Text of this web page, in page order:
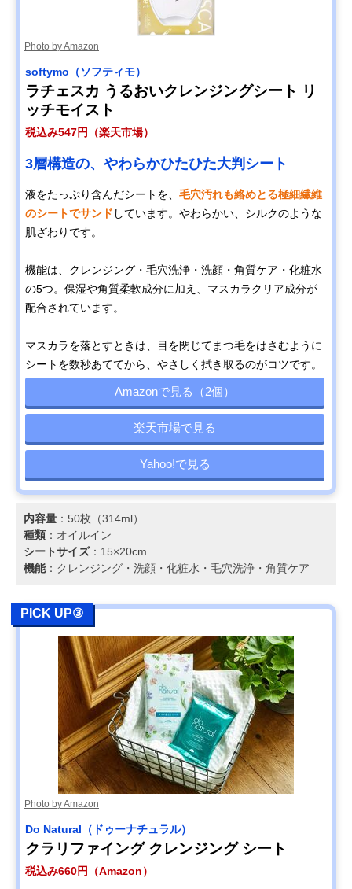
Photo by Amazon
softymo（ソフティモ）
ラチェスカ うるおいクレンジングシート リ
ッチモイスト
税込み547円（楽天市場）
3層構造の、やわらかひたひた大判シート
液をたっぷり含んだシートを、 毛穴汚れも絡めとる極細繊維
のシートでサンド しています。やわらかい、シルクのような
肌ざわりです。
機能は、クレンジング・毛穴洗浄・洗顔・角質ケア・化粧水
の5つ。保湿や角質柔軟成分に加え、マスカラクリア成分が
配合されています。
マスカラを落とすときは、目を閉じてまつ毛をはさむように
シートを数秒あててから、やさしく拭き取るのがコツです。
Amazonで見る（2個）
楽天市場で見る
Yahoo!で見る
内容量 ：50枚（314ml）
種類 ：オイルイン
シートサイズ：15×20cm
機能：クレンジング・洗顔・化粧水・毛穴洗浄・角質ケア
PICK UP③
Photo by Amazon
Do Natural（ドゥーナチュラル）
クラリファイング クレンジング シート
税込み660円（Amazon）